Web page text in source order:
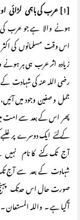
[۱] عرب کی باہمی لڑائی اور خونریزی کا فتنہ :
ہونے والا ہے جو عرب
اس وقت مسلمانوں کی
زیادہ اثر عرب ہی ہر
رضی اللہ عنہ کی شہادت
جمل و صفین وجود میں
پھر اس کے بعد سے امت
کے لئے ایک دوسرے پر
آج تک رکنے کا نام
شہادت کے بعد سے آج
صورت حال اس حدتک پہنچ
آگیا ہے ۔ واللہ المستعان ۔